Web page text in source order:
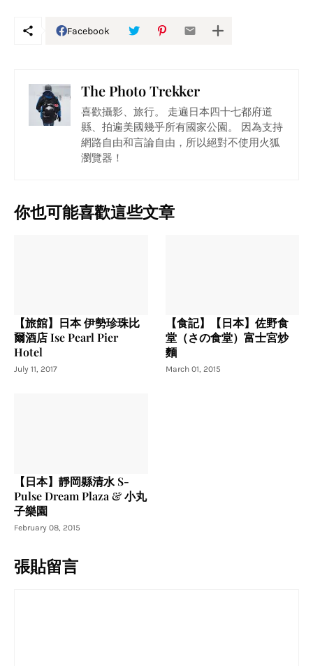
Facebook
The Photo Trekker
喜歡攝影、旅行。 走遍日本四十七都府道
縣、拍遍美國幾乎所有國家公園。 因為支持
網路自由和言論自由，所以絕對不使用火狐
瀏覽器！
你也可能喜歡這些文章
【旅館】日本 伊勢珍珠比
爾酒店 Ise Pearl Pier
Hotel
July 11, 2017
【食記】【日本】佐野食
堂（さの食堂）富士宮炒
麵
March 01, 2015
【日本】靜岡縣清水 S-
Pulse Dream Plaza & 小丸
子樂園
February 08, 2015
張貼留言